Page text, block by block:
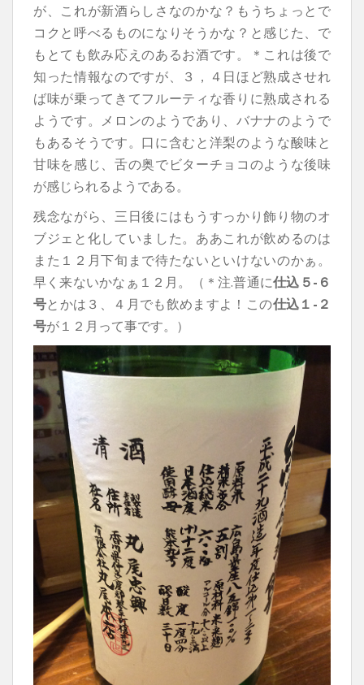
が、これが新酒らしさなのかな？もうちょっとで
コクと呼べるものになりそうかな？と感じた、で
もとても飲み応えのあるお酒です。＊これは後で
知った情報なのですが、３，４日ほど熟成させれ
ば味が乗ってきてフルーティな香りに熟成される
ようです。メロンのようであり、バナナのようで
もあるそうです。口に含むと洋梨のような酸味と
甘味を感じ、舌の奥でビターチョコのような後味
が感じられるようである。
残念ながら、三日後にはもうすっかり飾り物のオ
ブジェと化していました。ああこれが飲めるのは
また１２月下旬まで待たないといけないのかぁ。
早く来ないかなぁ１２月。（＊注.普通に仕込５-６
号とかは３、４月でも飲めますよ！この仕込１-２
号が１２月って事です。）